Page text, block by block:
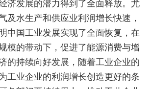
济发展的潜力得到了全面释放。尤
及水生产和供应业利润增长快速，
中国工业发展实现了全面恢复，在
模的带动下，促进了能源消费与增
的持续向好发展，随着工业企业的
工业企业的利润增长创造更好的条